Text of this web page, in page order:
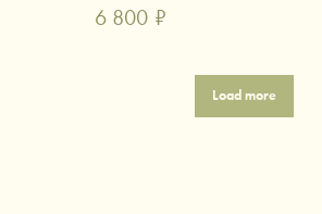
6 800 ₽
Load more